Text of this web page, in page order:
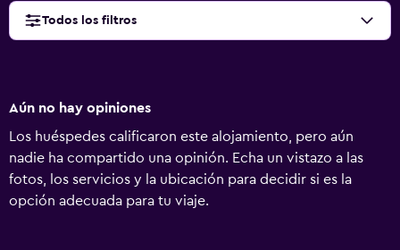
Todos los filtros
Aún no hay opiniones
Los huéspedes calificaron este alojamiento, pero aún
nadie ha compartido una opinión. Echa un vistazo a las
fotos, los servicios y la ubicación para decidir si es la
opción adecuada para tu viaje.